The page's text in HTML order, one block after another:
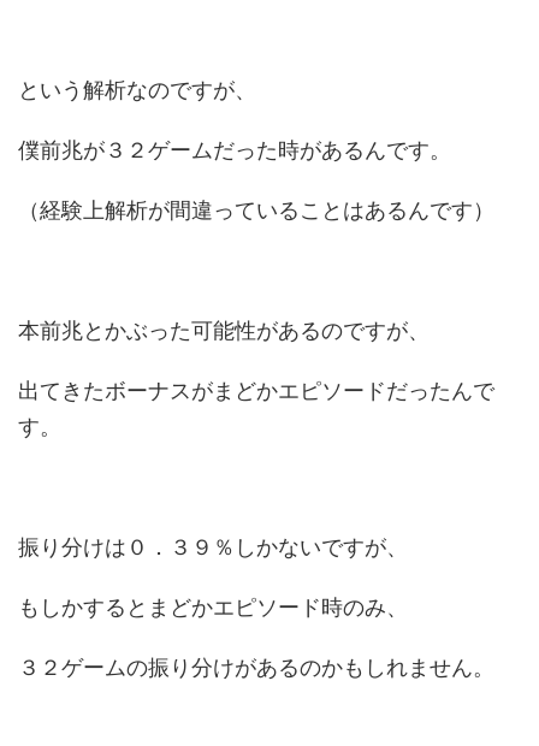
という解析なのですが、
僕前兆が３２ゲームだった時があるんです。
（経験上解析が間違っていることはあるんです）
本前兆とかぶった可能性があるのですが、
出てきたボーナスがまどかエピソードだったんで
す。
振り分けは０．３９％しかないですが、
もしかするとまどかエピソード時のみ、
３２ゲームの振り分けがあるのかもしれません。